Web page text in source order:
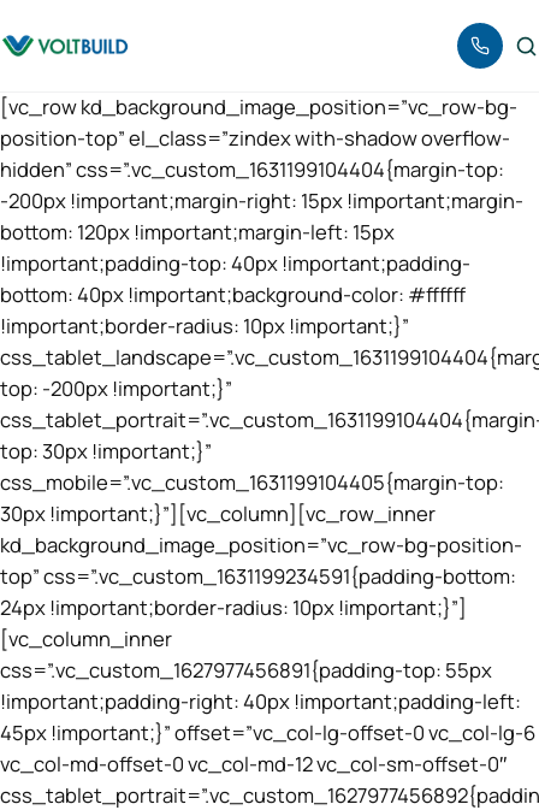
[vc_row kd_background_image_position=”vc_row-bg-
position-top” el_class=”zindex with-shadow overflow-
hidden” css=”.vc_custom_1631199104404{margin-top:
-200px !important;margin-right: 15px !important;margin-
bottom: 120px !important;margin-left: 15px
!important;padding-top: 40px !important;padding-
bottom: 40px !important;background-color: #ffffff
!important;border-radius: 10px !important;}”
top: -200px !important;}”
top: 30px !important;}”
css_mobile=”.vc_custom_1631199104405{margin-top:
30px !important;}”][vc_column][vc_row_inner
kd_background_image_position=”vc_row-bg-position-
top” css=”.vc_custom_1631199234591{padding-bottom:
24px !important;border-radius: 10px !important;}”]
[vc_column_inner
css=”.vc_custom_1627977456891{padding-top: 55px
!important;padding-right: 40px !important;padding-left:
45px !important;}” offset=”vc_col-lg-offset-0 vc_col-lg-6
vc_col-md-offset-0 vc_col-md-12 vc_col-sm-offset-0″